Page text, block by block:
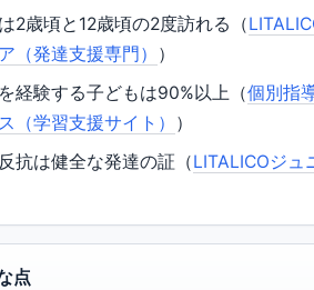
2歳頃と12歳頃の2度訪れる（
（発達支援専門） ）
経験する子どもは90%以上（個別指
（学習支援サイト） ）
抗は健全な発達の証（LITALICOジュ
点